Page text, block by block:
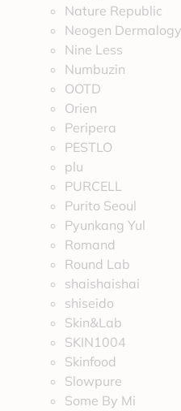
Nature Republic
Neogen Dermalogy
Nine Less
Numbuzin
OOTD
Orien
Peripera
PESTLO
plu
PURCELL
Purito Seoul
Pyunkang Yul
Romand
Round Lab
shaishaishai
shiseido
Skin&Lab
SKIN1004
Skinfood
Slowpure
Some By Mi